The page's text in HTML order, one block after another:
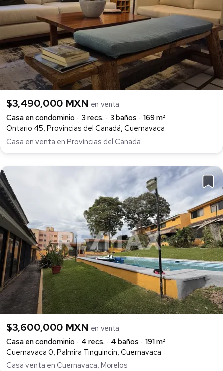
$3,490,000 MXN en venta
Casa en condominio
3 recs. 3 baños
169 m²
Ontario 45, Provincias del Canadá, Cuernavaca
Casa en venta en Provincias del Canada
$3,600,000 MXN en venta
Casa en condominio
4 recs. 4 baños
191 m²
Cuernavaca 0, Palmira Tinguindin, Cuernavaca
Casa venta en Cuernavaca, Morelos